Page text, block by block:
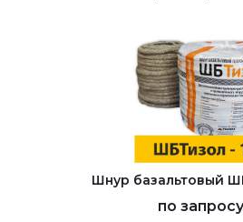
Шнур базальтовый
по запросу